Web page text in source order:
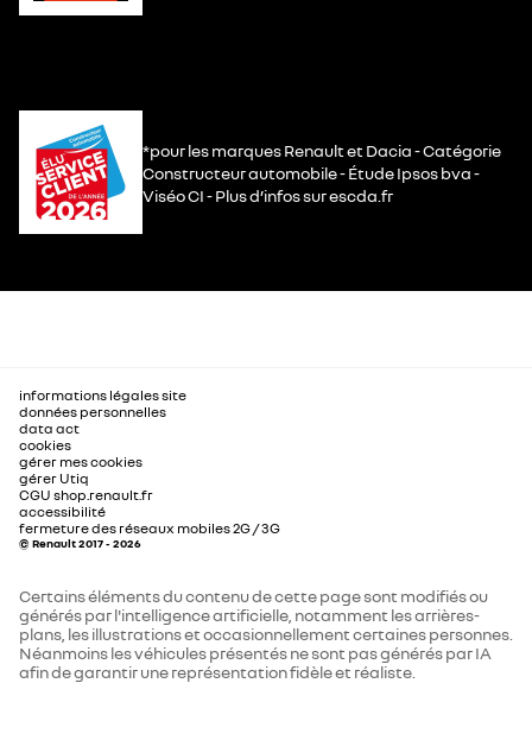
*pour les marques Renault et Dacia - Catégorie
Constructeur automobile - Étude Ipsos bva -
Viséo CI - Plus d’infos sur escda.fr
informations légales site
données personnelles
data act
cookies
gérer mes cookies
gérer Utiq
CGU shop.renault.fr
accessibilité
fermeture des réseaux mobiles 2G / 3G
© Renault 2017 - 2026
Certains éléments du contenu de cette page sont modifiés ou
générés par l'intelligence artificielle, notamment les arrières-
plans, les illustrations et occasionnellement certaines personnes.
Néanmoins les véhicules présentés ne sont pas générés par IA
afin de garantir une représentation fidèle et réaliste.